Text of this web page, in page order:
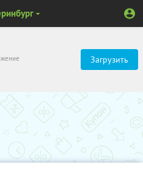
Загрузить